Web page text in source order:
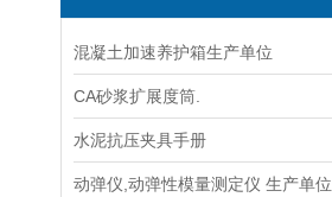
混凝土加速养护箱生产单位
CA砂浆扩展度筒.
水泥抗压夹具手册
动弹仪,动弹性模量测定仪 生产单位